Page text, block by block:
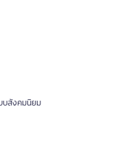
บสังคมนิยม